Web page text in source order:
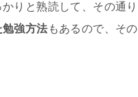
りと熟読して、その通り
強方法 もあるので、その